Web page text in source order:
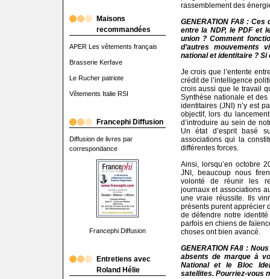
Maisons
recommandées
APER Les vêtements français
Brasserie Kerfave
Le Rucher patriote
Vêtements Italie RSI
Francephi Diffusion
Diffusion de livres par
correspondance
Francephi Diffusion
Entretiens avec
Roland Hélie
rassemblement des
GENERATION FA8 :
entre la NDP, le PDF et
union ? Comment
d’autres mouvements
national et identitaire ? Si
Je crois que l’entente
crédit de l’intelligence
crois aussi que le travail
Synthèse nationale et
identitaires (JNI) n’y est
objectif, lors du
d’introduire au sein de
Un état d’esprit basé
associations qui la
différentes forces.
Ainsi, lorsqu’en octobre
JNI, beaucoup nous
volonté de réunir les
journaux et associations
une vraie réussite. Ils
présents purent apprécier
de défendre notre
parfois en chiens de
choses ont bien avancé.
GENERATION FA8 :
absents de marque à
National et le Bloc
satellites. Pourriez-vous